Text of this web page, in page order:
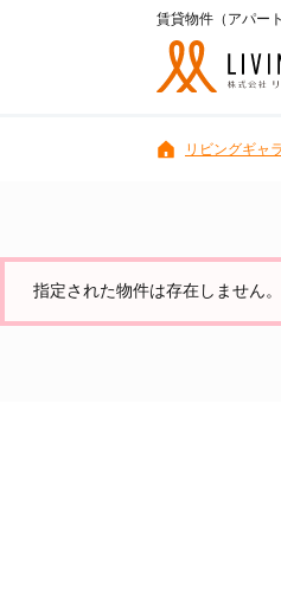
賃貸物件（アパー
リビングギャ
指定された物件は存在しません。